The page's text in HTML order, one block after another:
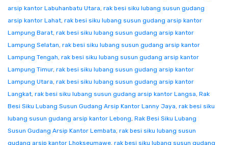
arsip kantor Labuhanbatu Utara, rak besi siku lubang susun gudang
arsip kantor Lahat, rak besi siku lubang susun gudang arsip kantor
Lampung Barat, rak besi siku lubang susun gudang arsip kantor
Lampung Selatan, rak besi siku lubang susun gudang arsip kantor
Lampung Tengah, rak besi siku lubang susun gudang arsip kantor
Lampung Timur, rak besi siku lubang susun gudang arsip kantor
Lampung Utara, rak besi siku lubang susun gudang arsip kantor
Langkat, rak besi siku lubang susun gudang arsip kantor Langsa, Rak
Besi Siku Lubang Susun Gudang Arsip Kantor Lanny Jaya, rak besi siku
lubang susun gudang arsip kantor Lebong, Rak Besi Siku Lubang
Susun Gudang Arsip Kantor Lembata, rak besi siku lubang susun
gudang arsip kantor Lhokseumawe, rak besi siku lubang susun gudang